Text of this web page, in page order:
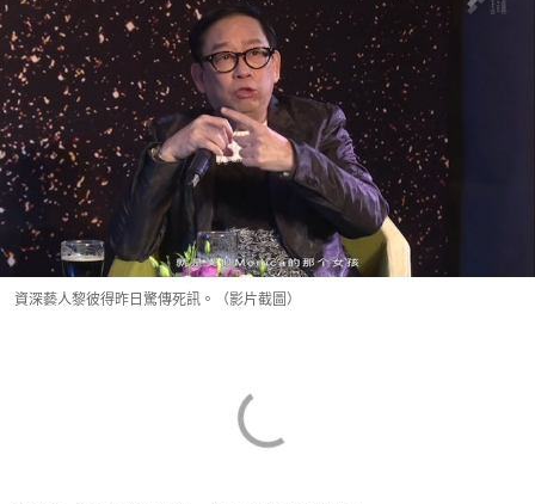
資深藝人黎彼得昨日驚傳死訊。（影片截圖）